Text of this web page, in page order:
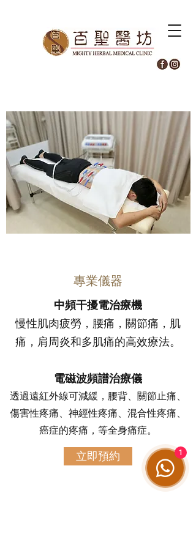
專業儀器
中頻干擾電治療機
慢性肌肉疲勞，腰痛，關節痛，肌
痛，肩周炎和多肌痛的高效療法。
電磁波頻譜治療儀
透過遠紅外線可減緩，腰背、關節止痛、
傷害性疼痛、神經性疼痛、混合性疼痛、
癌症的疼痛，等全身痛症。
立即預約 1